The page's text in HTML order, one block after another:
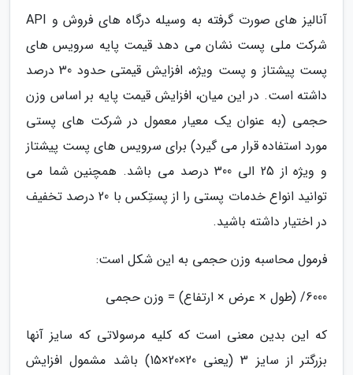
آنالیز های صورت گرفته به وسیله درگاه های فروش و API
شرکت ملی پست نشان می دهد قیمت پایه سرویس های
پست پیشتاز و پست ویژه، افزایش قیمتی حدود 30 درصد
داشته است. در این میان، افزایش قیمت پایه بر اساس وزن
حجمی (به عنوان یک معیار معمول در شرکت های پستی
مورد استفاده قرار می گیرد) برای سرویس های پست پیشتاز
و ویژه از 25 الی 300 درصد می باشد. همچنین شما می
توانید انواع خدمات پستی را از پستِکس با 20 درصد تخفیف
در اختیار داشته باشید.
فرمول محاسبه وزن حجمی به این شکل است:
6000/ (طول × عرض × ارتفاع) = وزن حجمی
که این بدین معنی است که کلیه مرسولاتی که سایز آنها
بزرگتر از سایز 3 (یعنی 20×20×15) باشد مشمول افزایش